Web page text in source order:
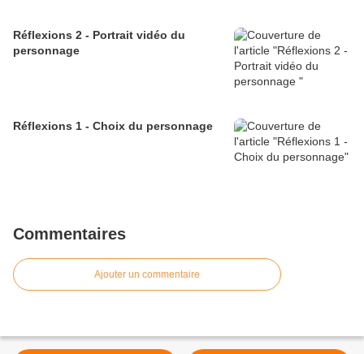
Réflexions 2 - Portrait vidéo du
personnage
Réflexions 1 - Choix du personnage
Commentaires
Ajouter un commentaire